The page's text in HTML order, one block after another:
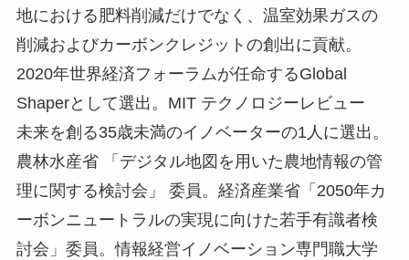
地における肥料削減だけでなく、温室効果ガスの
削減およびカーボンクレジットの創出に貢献。
2020年世界経済フォーラムが任命するGlobal
Shaperとして選出。MIT テクノロジーレビュー
未来を創る35歳未満のイノベーターの1人に選出。
農林水産省 「デジタル地図を用いた農地情報の管
理に関する検討会」 委員。経済産業省「2050年カ
ーボンニュートラルの実現に向けた若手有識者検
討会」委員。情報経営イノベーション専門職大学